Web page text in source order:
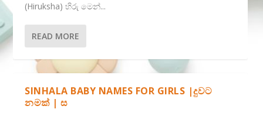
(Hiruksha) හිරු මෙන්...
READ MORE
SINHALA BABY NAMES FOR GIRLS |දුවට
නමක් | ස